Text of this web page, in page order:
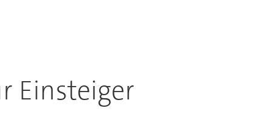
Einsteiger